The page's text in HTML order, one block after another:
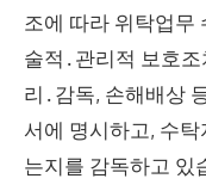
조에 따라 위탁업무
술적․관리적 보호
리․감독, 손해배상
서에 명시하고, 수
는지를 감독하고 있